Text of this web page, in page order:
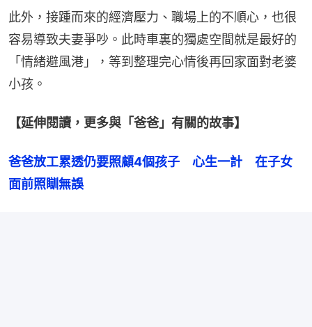
此外，接踵而來的經濟壓力、職場上的不順心，也很
容易導致夫妻爭吵。此時車裏的獨處空間就是最好的
「情緒避風港」，等到整理完心情後再回家面對老婆
小孩。
【延伸閱讀，更多與「爸爸」有關的故事】
爸爸放工累透仍要照顧4個孩子　心生一計　在子女
面前照瞓無誤